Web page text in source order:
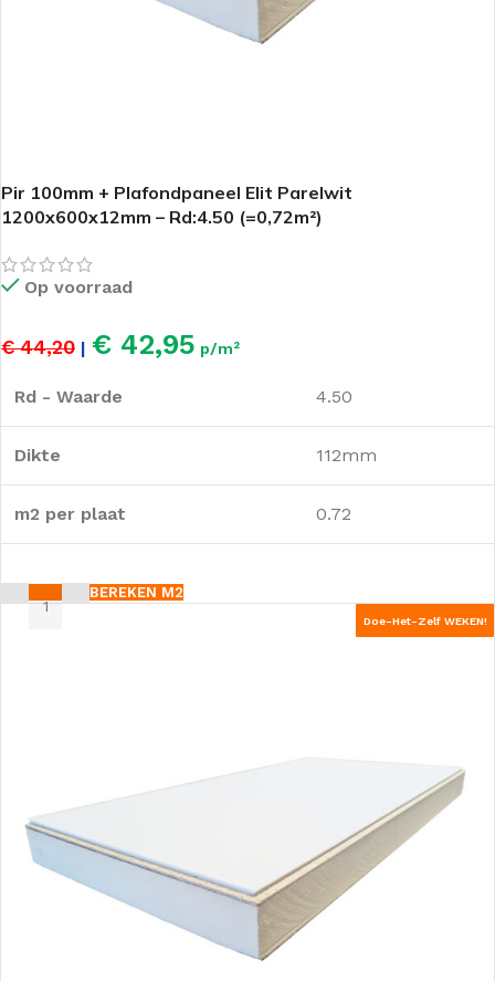
Pir 100mm + Plafondpaneel Elit Parelwit
1200x600x12mm – Rd:4.50 (=0,72m²)
Op voorraad
€ 44,20 | € 42,95 p/m²
Rd - Waarde 4.50
Dikte 112mm
m2 per plaat 0.72
BEREKEN M2
Doe-Het-Zelf WEKEN!